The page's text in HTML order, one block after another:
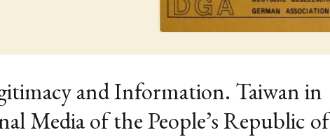
and Information. Taiwan in
Media of the People’s Republic of